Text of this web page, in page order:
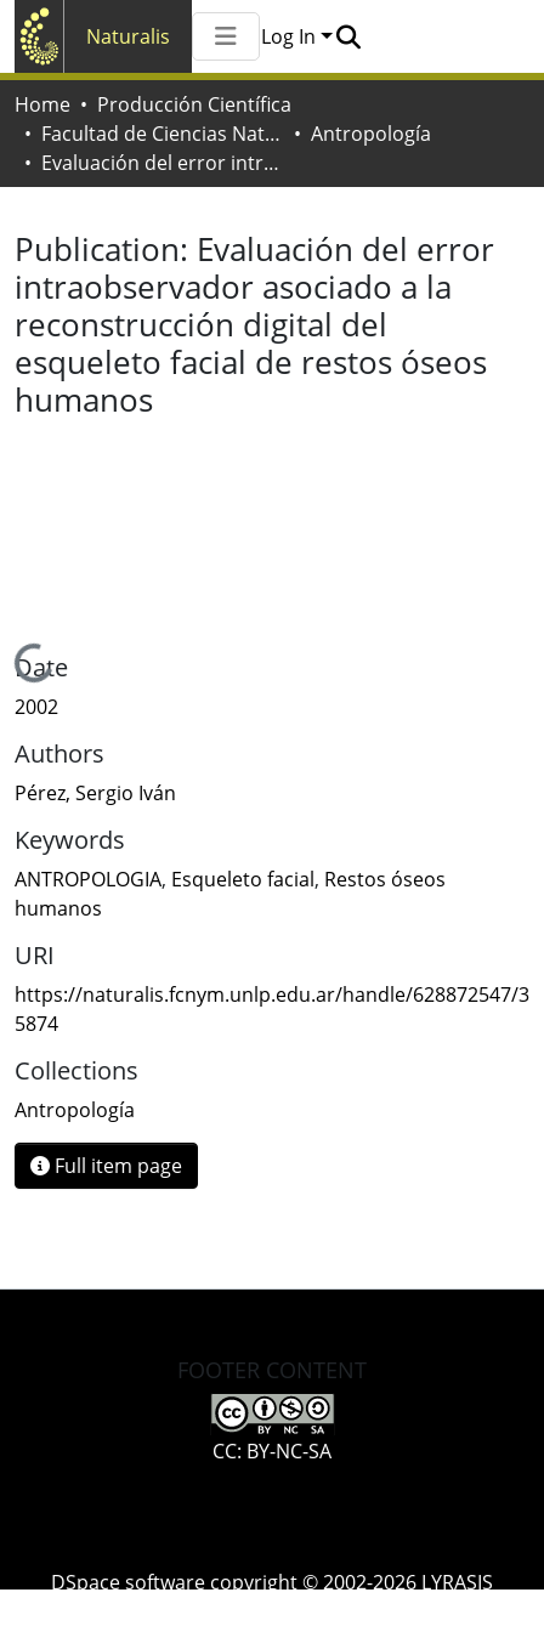
Naturalis
All of Naturalis
Log In
Home
Producción Científica
Facultad de Ciencias Naturales y Museo
Antropología
Evaluación del error intraobservador asociado a la reconstrucción digital del esqueleto facial de restos óseos humanos
Publication: Evaluación del error
intraobservador asociado a la
reconstrucción digital del
esqueleto facial de restos óseos
humanos
Loading...
Date
2002
Authors
Pérez, Sergio Iván
Keywords
ANTROPOLOGIA, Esqueleto facial, Restos óseos
humanos
URI
https://naturalis.fcnym.unlp.edu.ar/handle/628872547/3
5874
Collections
Antropología
Full item page
FOOTER CONTENT
CC: BY-NC-SA
DSpace software copyright © 2002-2026 LYRASIS